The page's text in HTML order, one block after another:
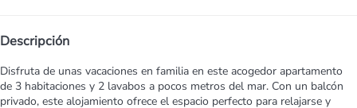
Descripción
Disfruta de unas vacaciones en familia en este acogedor apartamento
de 3 habitaciones y 2 lavabos a pocos metros del mar. Con un balcón
privado, este alojamiento ofrece el espacio perfecto para relajarse y